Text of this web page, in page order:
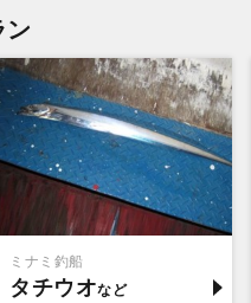
ン
ミナミ釣船
タチウオ